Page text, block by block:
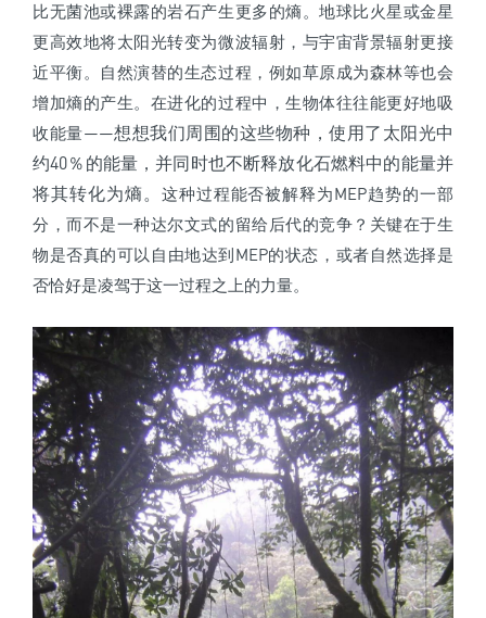
比无菌池或裸露的岩石产生更多的熵。地球比火星或金星
更高效地将太阳光转变为微波辐射，与宇宙背景辐射更接
近平衡。自然演替的生态过程，例如草原成为森林等也会
增加熵的产生。在进化的过程中，生物体往往能更好地吸
收能量——想想我们周围的这些物种，使用了太阳光中
约40％的能量，并同时也不断释放化石燃料中的能量并
将其转化为熵。 这种过程能否被解释为MEP趋势的一部
分，而不是一种达尔文式的留给后代的竞争？关键在于生
物是否真的可以自由地达到MEP的状态，或者自然选择是
否恰好是凌驾于这一过程之上的力量。